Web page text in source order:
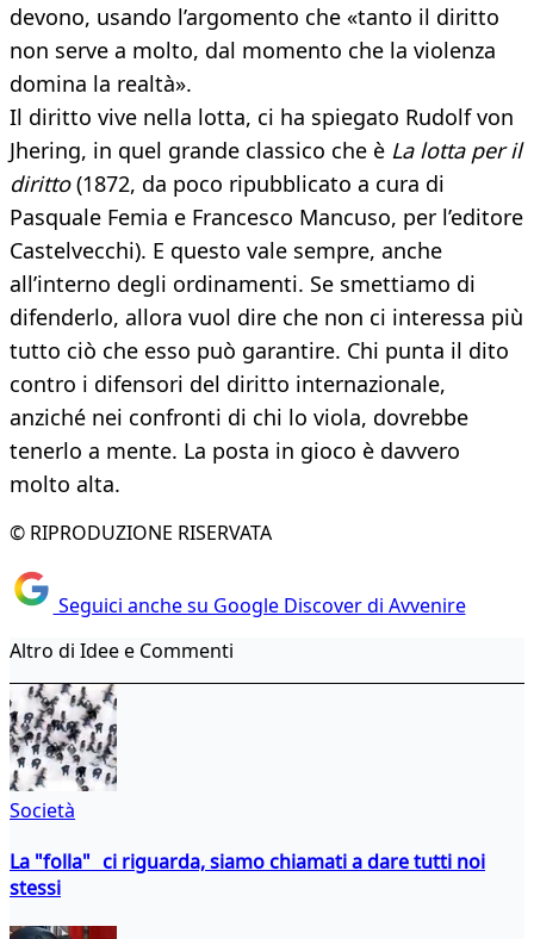
devono, usando l’argomento che «tanto il diritto
non serve a molto, dal momento che la violenza
domina la realtà».
Il diritto vive nella lotta, ci ha spiegato Rudolf von
Jhering, in quel grande classico che è La lotta per il
diritto(1872, da poco ripubblicato a cura di
Pasquale Femia e Francesco Mancuso, per l’editore
Castelvecchi). E questo vale sempre, anche
all’interno degli ordinamenti. Se smettiamo di
difenderlo, allora vuol dire che non ci interessa più
tutto ciò che esso può garantire. Chi punta il dito
contro i difensori del diritto internazionale,
anziché nei confronti di chi lo viola, dovrebbe
tenerlo a mente. La posta in gioco è davvero
molto alta.
© RIPRODUZIONE RISERVATA
Seguici anche su Google Discover di Avvenire
Altro di Idee e Commenti
Società
La "folla" ci riguarda, siamo chiamati a dare tutti noi
stessi